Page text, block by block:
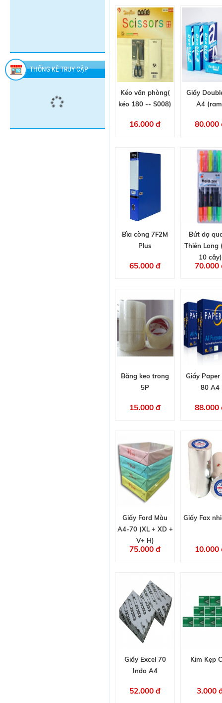
CHAI
THỐNG KÊ TRUY CẬP
Kéo văn phòng(
kéo 180 -- S008)
16.000 đ
Giấy
A4
80.000
Bìa còng 7F2M
Plus
65.000 đ
Bút dạ
Thiên Long
10 cây)
70.000
Băng keo trong
5P
15.000 đ
Giấy Paper
80 A4
88.000
Giấy Ford Màu
A4-70 (XL + XD +
V+ H)
75.000 đ
Giấy Fax
10.000
Giấy Excel 70
Indo A4
52.000 đ
Kim Kẹp
3.000